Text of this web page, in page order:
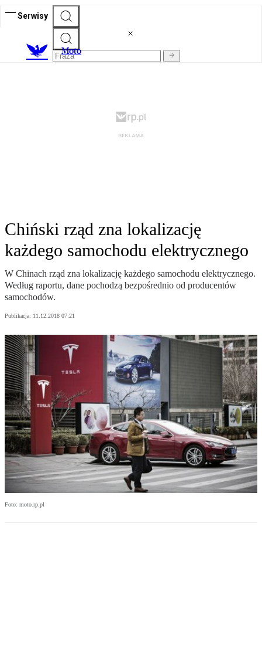
Serwisy
Moto
Chiński rząd zna lokalizację
każdego samochodu elektrycznego
W Chinach rząd zna lokalizację każdego samochodu elektrycznego.
Według raportu, dane pochodzą bezpośrednio od producentów
samochodów.
Publikacja: 11.12.2018 07:21
Foto: moto.rp.pl